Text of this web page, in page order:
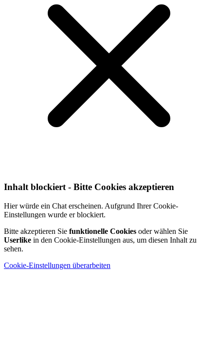
Inhalt blockiert - Bitte Cookies akzeptieren
Hier würde ein Chat erscheinen. Aufgrund Ihrer Cookie-
Einstellungen wurde er blockiert.
Bitte akzeptieren Sie funktionelle Cookies oder wählen Sie
Userlike in den Cookie-Einstellungen aus, um diesen Inhalt zu
sehen.
Cookie-Einstellungen überarbeiten